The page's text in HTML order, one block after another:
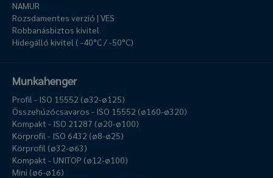
NAMUR
Rozsdamentes verzió | VES
Robbanásbiztos kivitel
Hidegálló kivitel ( -40°C / -50°C)
Munkahenger
Profil - ISO 15552 (ø32-ø125)
Összehúzócsavaros - ISO 15552 (ø160-ø320)
Kompakt - ISO 21287 (ø20-ø100)
Körprofil - ISO 6432 (ø8-ø25)
Körprofil (ø32-ø63)
Kompakt - UNITOP (ø12-ø100)
Mini (ø6-ø16)